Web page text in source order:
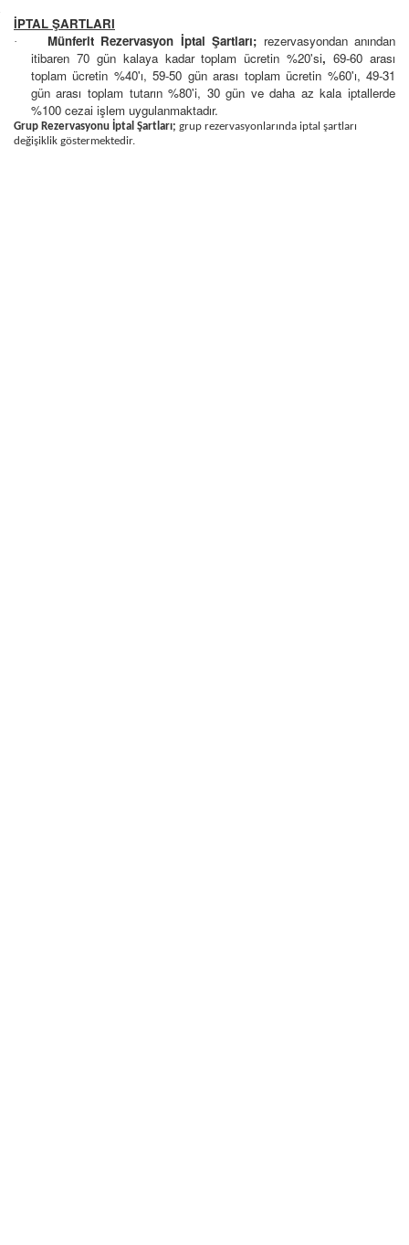
İPTAL ŞARTLARI
· Münferit Rezervasyon İptal Şartları; rezervasyondan anından
itibaren 70 gün kalaya kadar toplam ücretin %20'si,69-60 arası
toplam ücretin %40'ı, 59-50 gün arası toplam ücretin %60'ı, 49-31
gün arası toplam tutarın %80'i, 30 gün ve daha az kala iptallerde
%100 cezai işlem uygulanmaktadır.
Grup Rezervasyonu İptal Şartları; grup rezervasyonlarında iptal şartları
değişiklik göstermektedir.